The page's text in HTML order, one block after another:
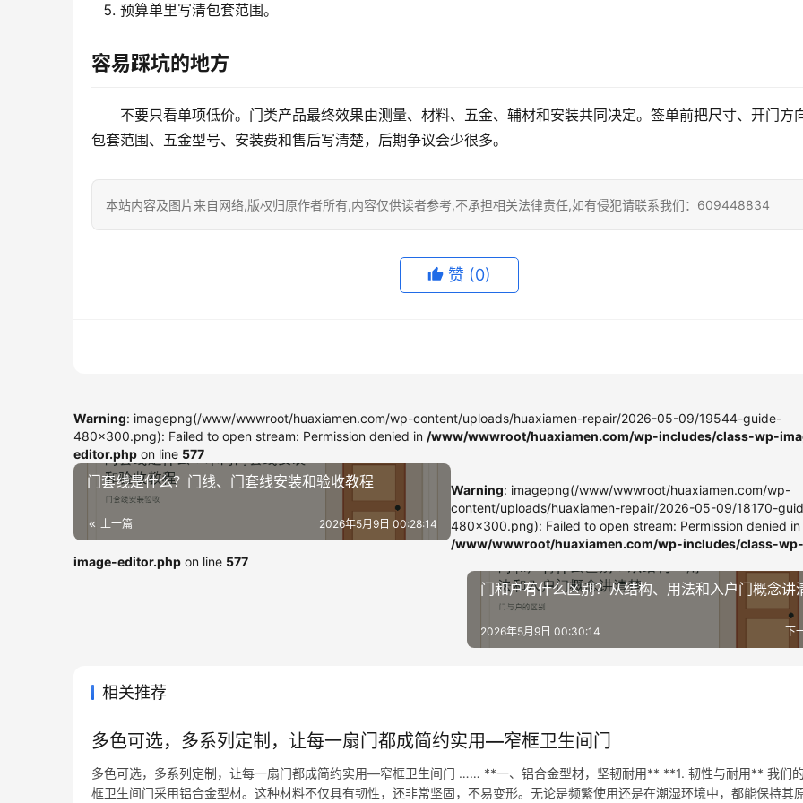
预算单里写清包套范围。
容易踩坑的地方
不要只看单项低价。门类产品最终效果由测量、材料、五金、辅材和安装共同决定。签单前把尺寸、开门方
包套范围、五金型号、安装费和售后写清楚，后期争议会少很多。
本站内容及图片来自网络,版权归原作者所有,内容仅供读者参考,不承担相关法律责任,如有侵犯请联系我们：609448834
赞 (0)
Warning: imagepng(/www/wwwroot/huaxiamen.com/wp-content/uploads/huaxiamen-repair/2026-05-09/19544-guide-
480x300.png): Failed to open stream: Permission denied in /www/wwwroot/huaxiamen.com/wp-includes/class-wp-
editor.php on line 577
门套线是什么？门线、门套线安装和验收教程
上一篇 2026年5月9日 00:28:14
Warning: imagepng(/www/wwwroot/huaxiamen.com/wp-
content/uploads/huaxiamen-repair/2026-05-09/18170-
480x300.png): Failed to open stream: Permission denied in
/www/wwwroot/huaxiamen.com/wp-includes/class-
image-editor.php on line 577
门和户有什么区别？从结构、用法和入户门概念讲
下
2026年5月9日 00:30:14
相关推荐
多色可选，多系列定制，让每一扇门都成简约实用—窄框卫生间门
多色可选，多系列定制，让每一扇门都成简约实用—窄框卫生间门 …… **一、铝合金型材，坚韧耐用** **1. 韧性与耐用** 我们
框卫生间门采用铝合金型材。这种材料不仅具有韧性，还非常坚固，不易变形。无论是频繁使用还是在潮湿环境中，都能保持其